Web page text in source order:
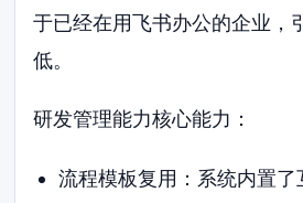
于已经在用飞书办公的企业，
低。
研发管理能力核心能力：
流程模板复用：系统内置